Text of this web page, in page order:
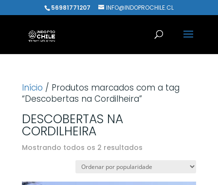
56981771207 INFO@INDOPROCHILE.CL
Início / Produtos marcados com a tag
“Descobertas na Cordilheira”
DESCOBERTAS NA
CORDILHEIRA
Mostrando todos os 2 resultadosClassificado
popularidade